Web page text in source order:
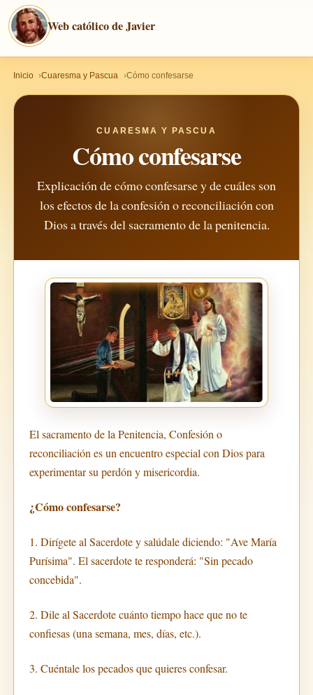
Web católico de Javier
Inicio Cuaresma y Pascua Cómo confesarse
CUARESMA Y PASCUA
Cómo confesarse
Explicación de cómo confesarse y de cuáles son
los efectos de la confesión o reconciliación con
Dios a través del sacramento de la penitencia.
El sacramento de la Penitencia, Confesión o
reconciliación es un encuentro especial con Dios para
experimentar su perdón y misericordia.
¿Cómo confesarse?
1. Dirígete al Sacerdote y salúdale diciendo: "Ave María
Purísima". El sacerdote te responderá: "Sin pecado
concebida".
2. Dile al Sacerdote cuánto tiempo hace que no te
confiesas (una semana, mes, días, etc.).
3. Cuéntale los pecados que quieres confesar.